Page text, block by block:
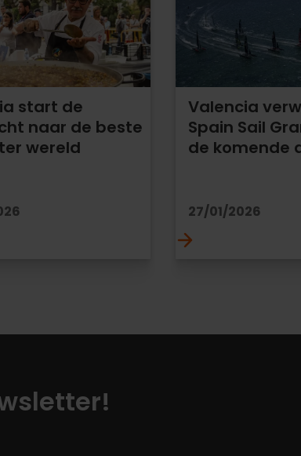
start de
naar de beste
wereld
Valencia
Spain Sail
de komende
27/01/2026